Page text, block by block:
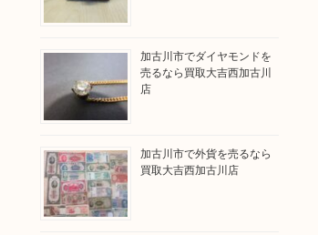
加古川市でダイヤモンドを
売るなら買取大吉西加古川
店
加古川市で外貨を売るなら
買取大吉西加古川店